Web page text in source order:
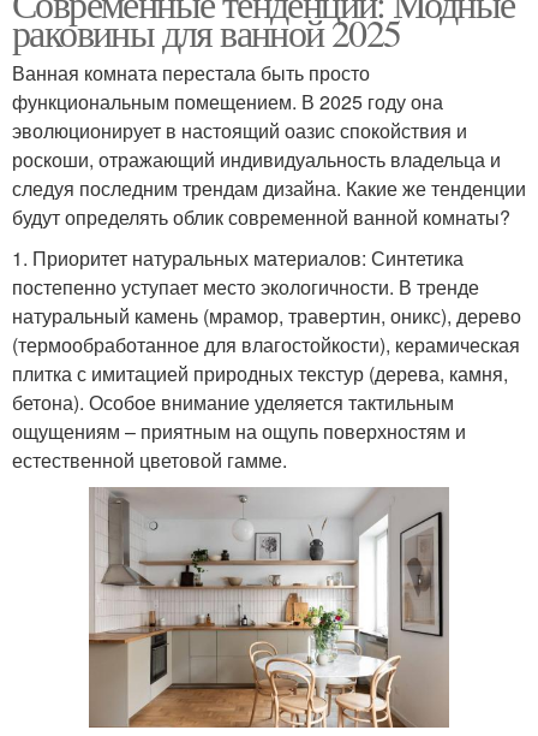
раковины для ванной 2025
Ванная комната перестала быть просто
функциональным помещением. В 2025 году она
эволюционирует в настоящий оазис спокойствия и
роскоши, отражающий индивидуальность владельца и
следуя последним трендам дизайна. Какие же тенденции
будут определять облик современной ванной комнаты?
1. Приоритет натуральных материалов: Синтетика
постепенно уступает место экологичности. В тренде
натуральный камень (мрамор, травертин, оникс), дерево
(термообработанное для влагостойкости), керамическая
плитка с имитацией природных текстур (дерева, камня,
бетона). Особое внимание уделяется тактильным
ощущениям – приятным на ощупь поверхностям и
естественной цветовой гамме.